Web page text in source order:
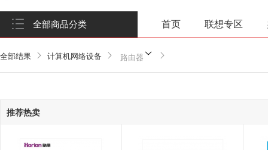
全部商品分类 首页 联想专区
全部结果 计算机网络设备 路由器
推荐热卖